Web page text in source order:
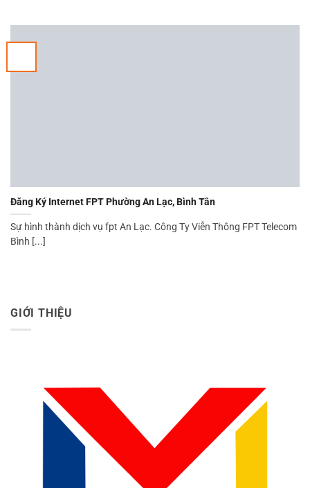
Đăng Ký Internet FPT Phường An Lạc, Bình Tân
Sự hình thành dịch vụ fpt An Lạc. Công Ty Viễn Thông FPT Telecom
Bình [...]
GIỚI THIỆU